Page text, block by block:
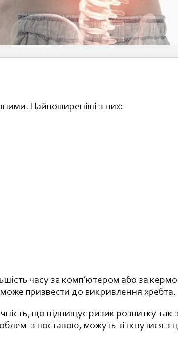
Найпоширеніші з них:
часу за комп’ютером або за
призвести до викривлення хребта.
що підвищує ризик розвитку так
із поставою, можуть зіткнутися з